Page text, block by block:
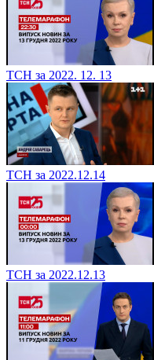
ТСН за 2022. 12. 13
ТСН за 2022.12.14
ТСН за 2022.12.13